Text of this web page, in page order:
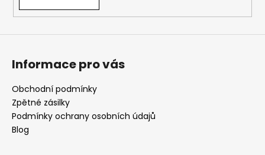
Informace pro vás
Obchodní podmínky
Zpětné zásilky
Podmínky ochrany osobních údajů
Blog